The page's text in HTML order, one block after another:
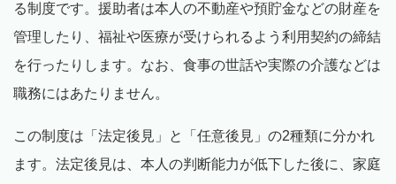
る制度です。援助者は本人の不動産や預貯金などの財産を
管理したり、福祉や医療が受けられるよう利用契約の締結
を行ったりします。なお、食事の世話や実際の介護などは
職務にはあたりません。
この制度は「法定後見」と「任意後見」の2種類に分かれ
ます。法定後見は、本人の判断能力が低下した後に、家庭